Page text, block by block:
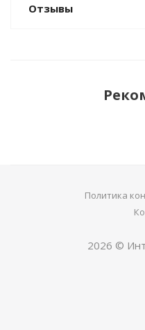
Отзывы
Политика
2026 ©